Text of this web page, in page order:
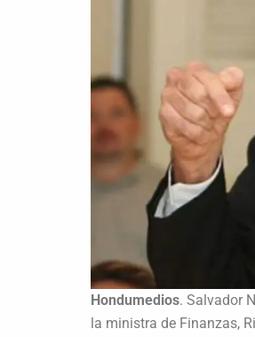
Hondumedios. Salvador
la ministra de Finanzas,